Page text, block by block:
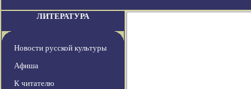
ЛИТЕРАТУРА
Новости русской культуры
Афиша
К читателю